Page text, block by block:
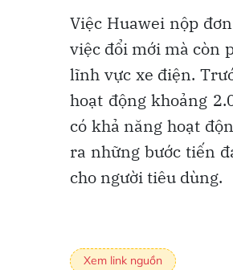
Việc Huawei nộp
việc đổi mới mà còn
lĩnh vực xe điện.
hoạt động khoảng
có khả năng hoạt
ra những bước tiến
cho người tiêu dùng.
Xem link nguồn